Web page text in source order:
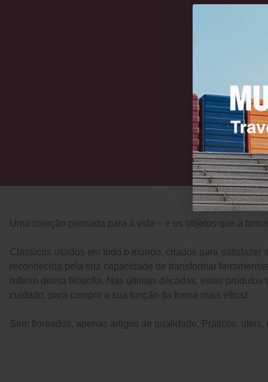
Uma coleção pensada para a vida – e os objetos que a
Clássicos usados em todo o mundo, criados para
reconhecida pela sua capacidade de transformar
reflexo dessa filosofia. Nas últimas décadas, estes
cuidado, para cumprir a sua função da forma mais eficaz.
Sem floreados, apenas artigos de qualidade. Práticos,